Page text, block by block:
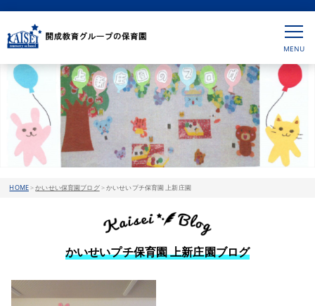
HOME>かいせい保育園ブログ>かいせいプチ保育園 上新庄園
かいせいプチ保育園 上新庄園ブログ